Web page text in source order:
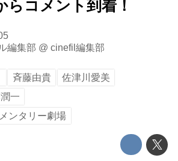
らコメント到着！
編集部 @ cinefil編集部
斉藤由貴
佐津川愛美
一
ンタリー劇場